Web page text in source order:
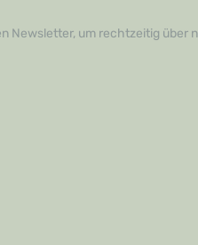
Newsletter, um rechtzeitig über